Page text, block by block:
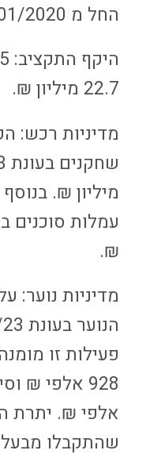
החל מ 27/01/2020
22.7 מיליון ₪.
מדיניות רכש:
מיליון ₪.
₪.
מדיניות נוער:
פעילות זו
אלפי ₪. יתרת
שהתקבלו